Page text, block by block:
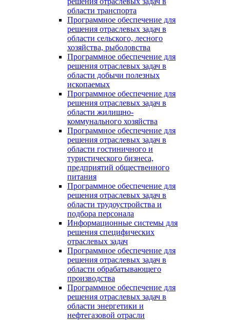
области транспорта
Программное обеспечение для
решения отраслевых задач в
области сельского, лесного
хозяйства, рыболовства
Программное обеспечение для
решения отраслевых задач в
области добычи полезных
ископаемых
Программное обеспечение для
решения отраслевых задач в
области жилищно-
коммунального хозяйства
Программное обеспечение для
решения отраслевых задач в
области гостиничного и
туристического бизнеса,
предприятий общественного
питания
Программное обеспечение для
решения отраслевых задач в
области трудоустройства и
подбора персонала
Информационные системы для
решения специфических
отраслевых задач
Программное обеспечение для
решения отраслевых задач в
области обрабатывающего
производства
Программное обеспечение для
решения отраслевых задач в
области энергетики и
нефтегазовой отрасли